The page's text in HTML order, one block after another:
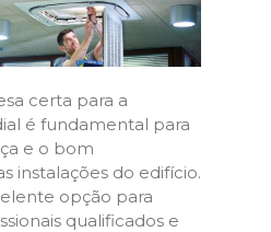
certa para a
é fundamental para
e o bom
instalações do edifício.
opção para
qualificados e